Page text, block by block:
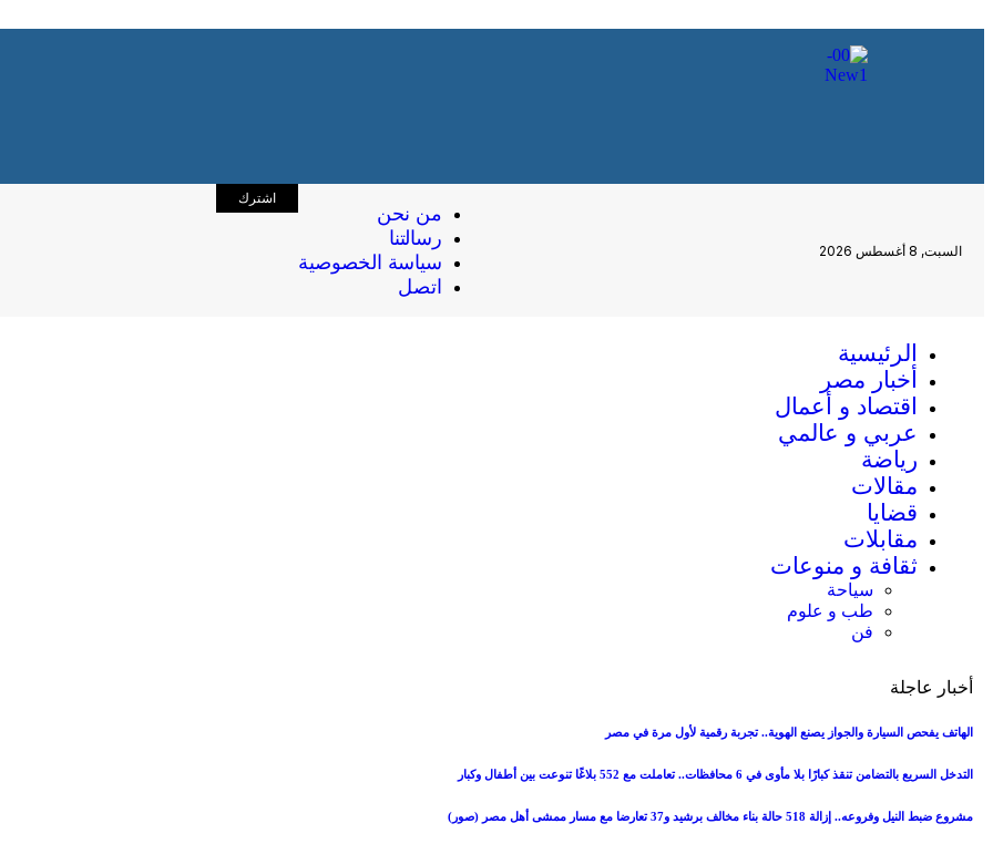
السبت, 8 أغسطس 2026
من نحن
رسالتنا
سياسة الخصوصية
اتصل
اشترك
الرئيسية
أخبار مصر
اقتصاد و أعمال
عربي و عالمي
رياضة
مقالات
قضايا
مقابلات
ثقافة و منوعات
سياحة
طب و علوم
فن
أخبار عاجلة
الهاتف يفحص السيارة والجواز يصنع الهوية.. تجربة رقمية لأول مرة في مصر
التدخل السريع بالتضامن تنقذ كبارًا بلا مأوى في 6 محافظات.. تعاملت مع 552 بلاغًا تنوعت بين أطفال وكبار
مشروع ضبط النيل وفروعه.. إزالة 518 حالة بناء مخالف برشيد و37 تعارضا مع مسار ممشى أهل مصر (صور)